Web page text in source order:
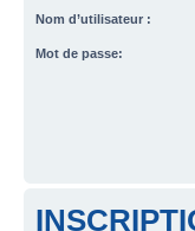
Nom d’utilisateur :
Mot de passe: